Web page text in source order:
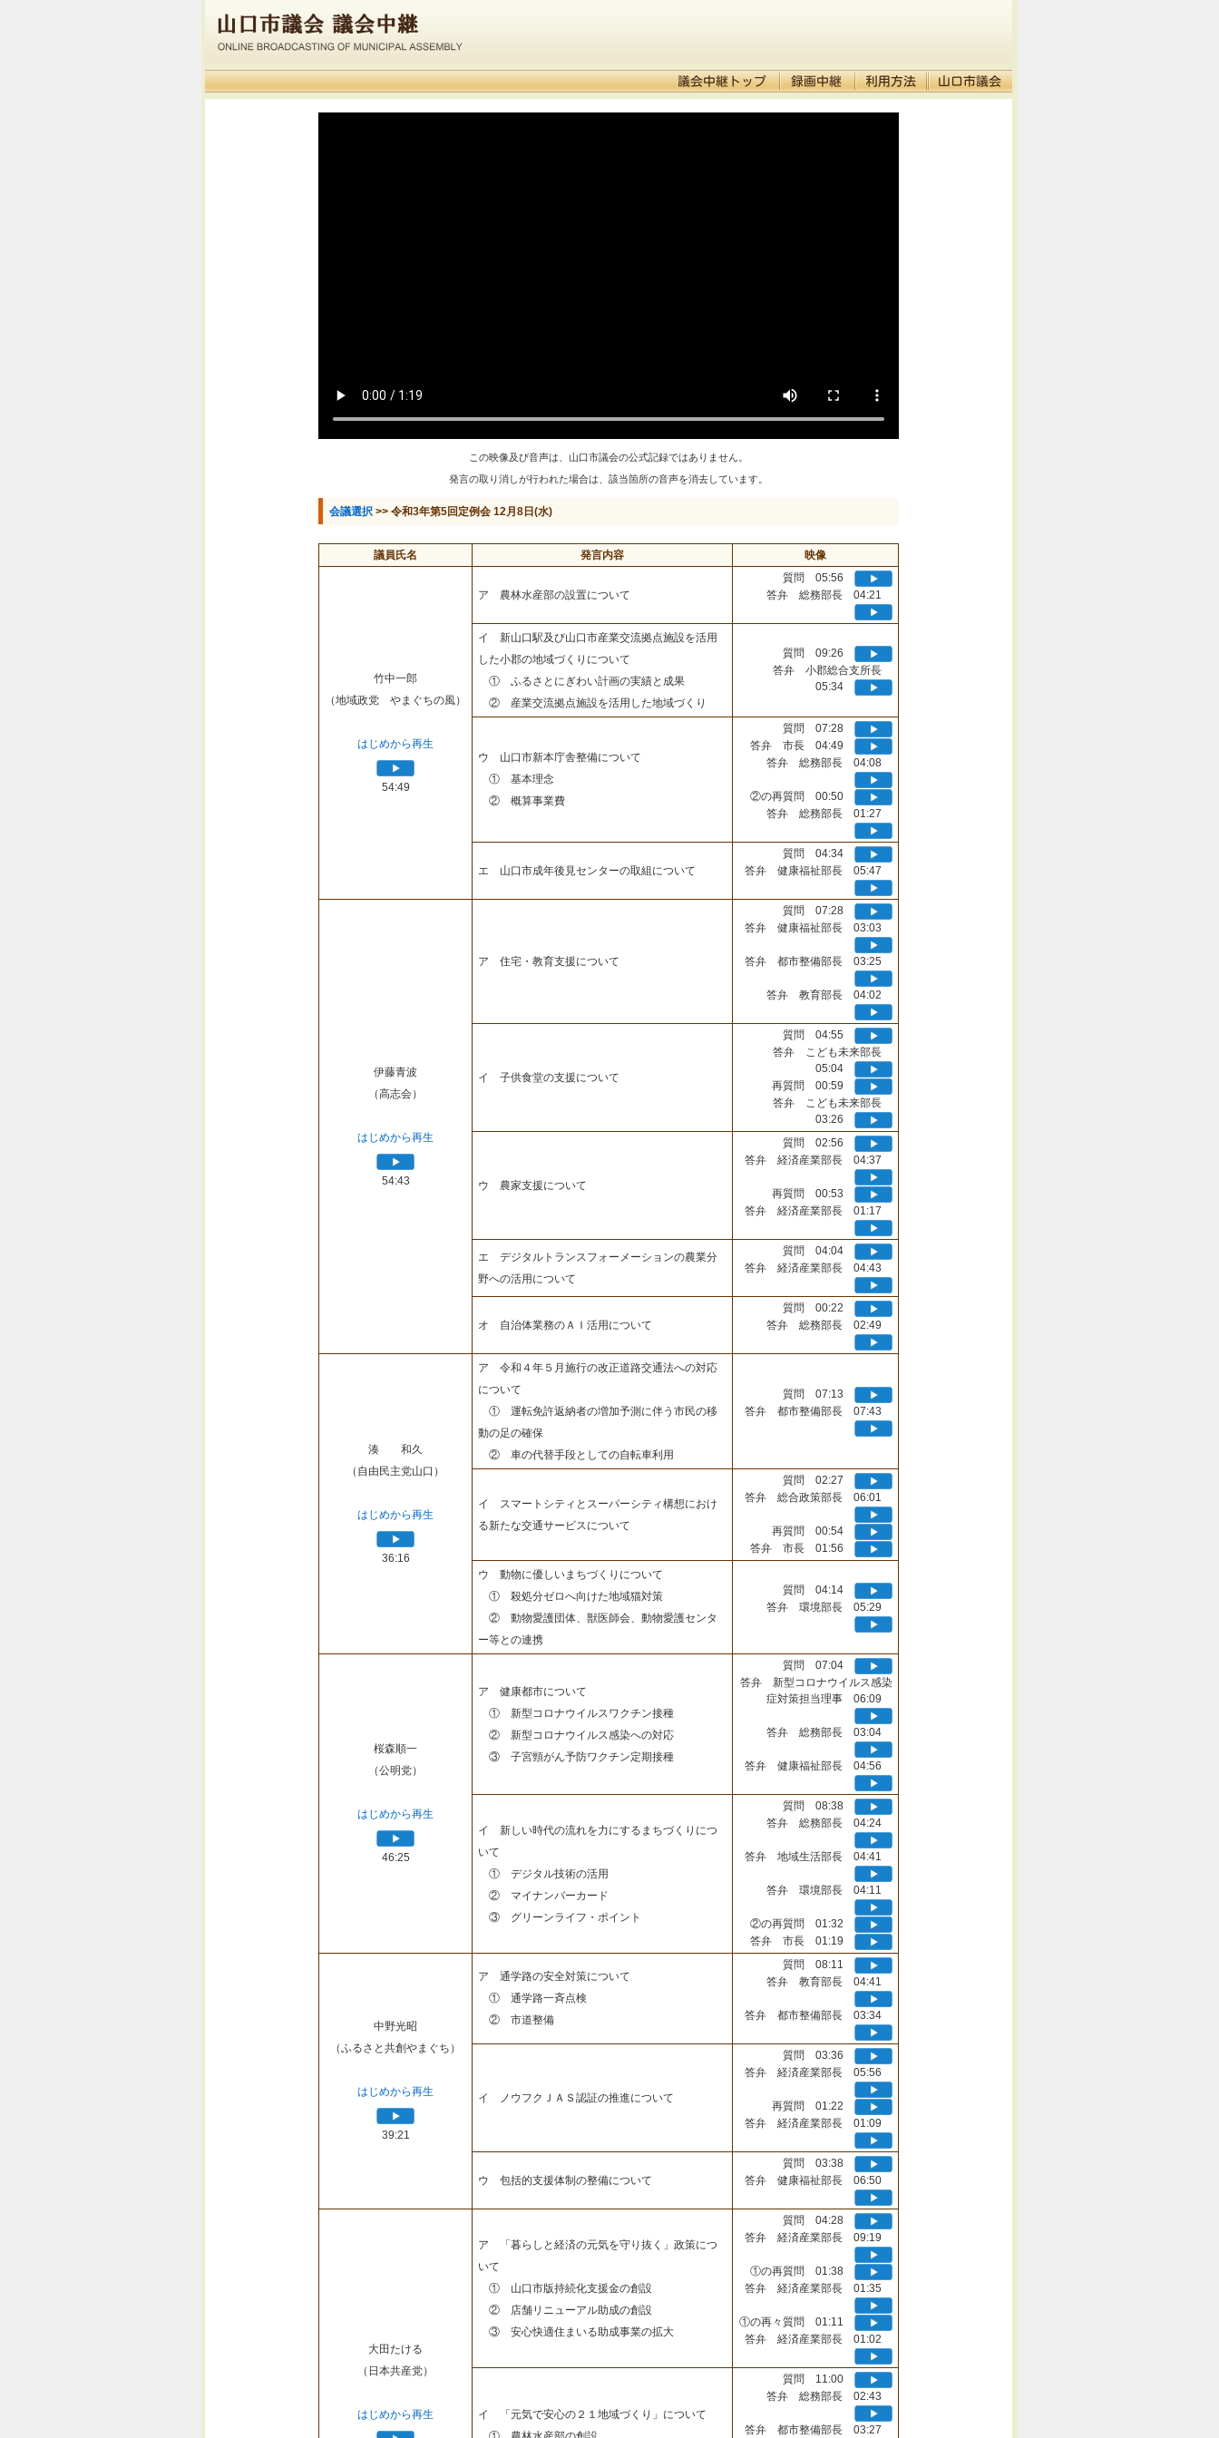
この映像及び音声は、山口市議会の公式記録ではありません。
発言の取り消しが行われた場合は、該当箇所の音声を消去しています。
会議選択 >> 令和3年第5回定例会 12月8日(水)
議員氏名 発言内容 映像
竹中一郎
（地域政党 やまぐちの風）
はじめから再生
54:49
ア 農林水産部の設置について
質問 05:56
答弁 総務部長 04:21
イ 新山口駅及び山口市産業交流拠点施設を活用
した小郡の地域づくりについて
① ふるさとにぎわい計画の実績と成果
② 産業交流拠点施設を活用した地域づくり
質問 09:26
答弁 小郡総合支所長
05:34
ウ 山口市新本庁舎整備について
① 基本理念
② 概算事業費
質問 07:28
答弁 市長 04:49
答弁 総務部長 04:08
②の再質問 00:50
答弁 総務部長 01:27
エ 山口市成年後見センターの取組について
質問 04:34
答弁 健康福祉部長 05:47
伊藤青波
（高志会）
はじめから再生
54:43
ア 住宅・教育支援について
質問 07:28
答弁 健康福祉部長 03:03
答弁 都市整備部長 03:25
答弁 教育部長 04:02
イ 子供食堂の支援について
質問 04:55
答弁 こども未来部長
05:04
再質問 00:59
答弁 こども未来部長
03:26
ウ 農家支援について
質問 02:56
答弁 経済産業部長 04:37
再質問 00:53
答弁 経済産業部長 01:17
エ デジタルトランスフォーメーションの農業分
野への活用について
質問 04:04
答弁 経済産業部長 04:43
オ 自治体業務のＡＩ活用について
質問 00:22
答弁 総務部長 02:49
湊 和久
（自由民主党山口）
はじめから再生
36:16
ア 令和４年５月施行の改正道路交通法への対応
について
① 運転免許返納者の増加予測に伴う市民の移
動の足の確保
② 車の代替手段としての自転車利用
質問 07:13
答弁 都市整備部長 07:43
イ スマートシティとスーパーシティ構想におけ
る新たな交通サービスについて
質問 02:27
答弁 総合政策部長 06:01
再質問 00:54
答弁 市長 01:56
ウ 動物に優しいまちづくりについて
① 殺処分ゼロへ向けた地域猫対策
② 動物愛護団体、獣医師会、動物愛護センタ
ー等との連携
質問 04:14
答弁 環境部長 05:29
桜森順一
（公明党）
はじめから再生
46:25
ア 健康都市について
① 新型コロナウイルスワクチン接種
② 新型コロナウイルス感染への対応
③ 子宮頸がん予防ワクチン定期接種
質問 07:04
答弁 新型コロナウイルス感染
症対策担当理事 06:09
答弁 総務部長 03:04
答弁 健康福祉部長 04:56
イ 新しい時代の流れを力にするまちづくりにつ
いて
① デジタル技術の活用
② マイナンバーカード
③ グリーンライフ・ポイント
質問 08:38
答弁 総務部長 04:24
答弁 地域生活部長 04:41
答弁 環境部長 04:11
②の再質問 01:32
答弁 市長 01:19
中野光昭
（ふるさと共創やまぐち）
はじめから再生
39:21
ア 通学路の安全対策について
① 通学路一斉点検
② 市道整備
質問 08:11
答弁 教育部長 04:41
答弁 都市整備部長 03:34
イ ノウフクＪＡＳ認証の推進について
質問 03:36
答弁 経済産業部長 05:56
再質問 01:22
答弁 経済産業部長 01:09
ウ 包括的支援体制の整備について
質問 03:38
答弁 健康福祉部長 06:50
大田たける
（日本共産党）
はじめから再生
ア 「暮らしと経済の元気を守り抜く」政策につ
いて
① 山口市版持続化支援金の創設
② 店舗リニューアル助成の創設
③ 安心快適住まいる助成事業の拡大
質問 04:28
答弁 経済産業部長 09:19
①の再質問 01:38
答弁 経済産業部長 01:35
①の再々質問 01:11
答弁 経済産業部長 01:02
イ 「元気で安心の２１地域づくり」について
質問 11:00
答弁 総務部長 02:43
答弁 都市整備部長 03:27